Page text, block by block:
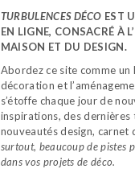
TURBULENCES DÉCO EST
EN LIGNE, CONSACRÉ À
MAISON ET DU DESIGN.
Abordez ce site comme un
décoration et
s’étoffe chaque jour de
inspirations, des dernières
nouveautés design,
surtout, beaucoup de pistes
dans vos projets de déco.